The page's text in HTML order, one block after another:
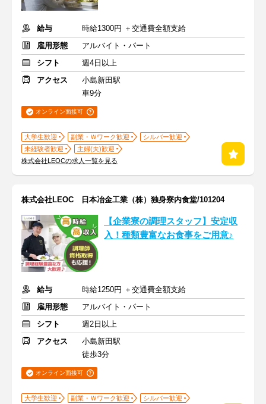
給与
時給1300円 ＋交通費全額支給
雇用形態
アルバイト・パート
シフト
週4日以上
アクセス
小島新田駅
車9分
オンライン面接可
大学生歓迎 副業・Ｗワーク歓迎
シルバー歓迎
未経験者歓迎
主婦(夫)歓迎
株式会社LEOCの求人一覧を見る
株式会社LEOC 日本冶金工業（株）独身寮内食堂/101204
【企業寮の調理スタッフ】安定収
入！種類豊富なお食事をご用意♪
給与
時給1250円 ＋交通費全額支給
雇用形態
アルバイト・パート
シフト
週2日以上
アクセス
小島新田駅
徒歩3分
オンライン面接可
大学生歓迎 副業・Ｗワーク歓迎
シルバー歓迎